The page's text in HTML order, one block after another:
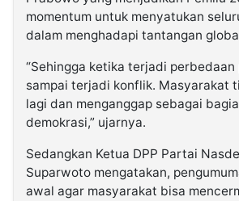
momentum untuk menyatukan
dalam menghadapi tantangan
“Sehingga ketika terjadi
sampai terjadi konflik. Masyarakat
lagi dan menganggap sebagai
demokrasi,” ujarnya.
Sedangkan Ketua DPP Partai
Suparwoto mengatakan,
awal agar masyarakat bisa